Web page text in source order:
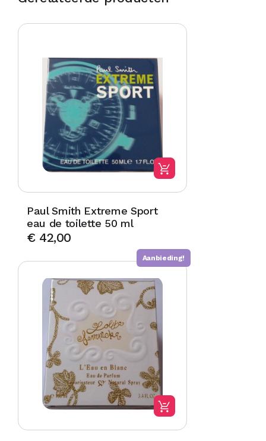
Paul Smith Extreme Sport
eau de toilette 50 ml
€42,00
Aanbieding!